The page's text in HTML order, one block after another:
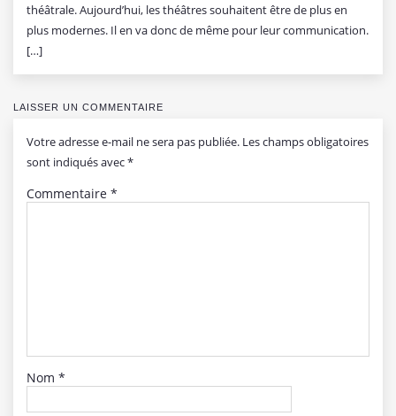
théâtrale. Aujourd’hui, les théâtres souhaitent être de plus en
plus modernes. Il en va donc de même pour leur communication.
[…]
LAISSER UN COMMENTAIRE
Votre adresse e-mail ne sera pas publiée. Les champs obligatoires
sont indiqués avec*
Commentaire *
Nom *